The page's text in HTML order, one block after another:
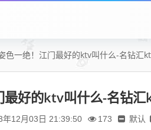
色一绝！江门最好的ktv叫什么-名钻汇
最好的ktv叫什么-名钻
年12月03日 21:39:50 173 默认